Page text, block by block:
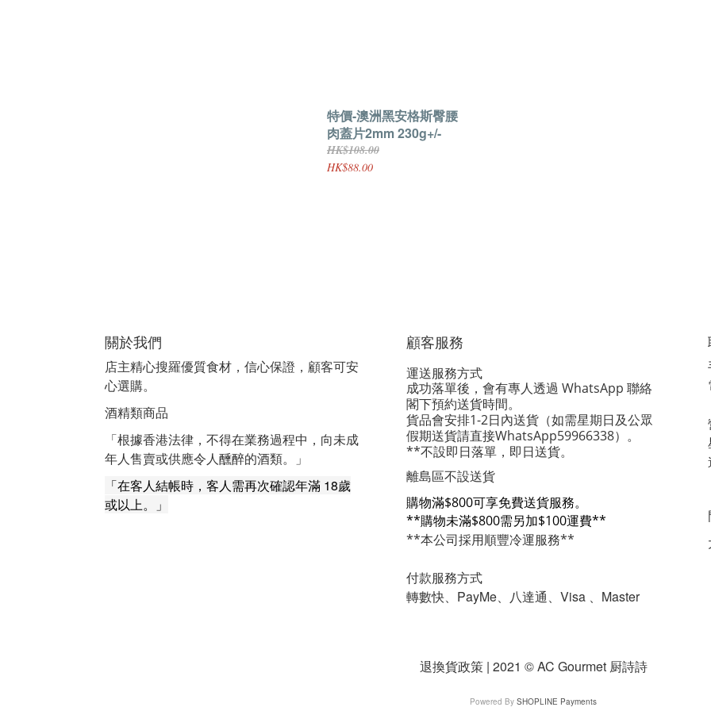
特價-澳洲黑安格斯臀腰
肉蓋片2mm 230g+/-
HK$108.00
HK$88.00
關於我們
店主精心搜羅優質食材，信心保證，顧客可安
心選購。
酒精類商品
「根據香港法律，不得在業務過程中，向未成
年人售賣或供應令人醺醉的酒類。」
「在客人結帳時，客人需再次確認年滿 18歲
或以上。」
顧客服務
運送服務方式
成功落單後，會有專人透過 WhatsApp 聯絡
閣下預約送貨時間。
貨品會安排1-2日內送貨 （如需星期日及公眾
假期送貨請直接WhatsApp59966338）。
**不設即日落單，即日送貨。
離島區不設送貨
購物滿$800可享免費送貨服務。
**購物未滿$800需另加$100運費**
**本公司採用順豐冷運服務**
付款服務方式
轉數快、PayMe、八達通、Visa 、Master
退換貨政策 | 2021 © AC Gourmet 厨詩詩
Powered By SHOPLINE Payments